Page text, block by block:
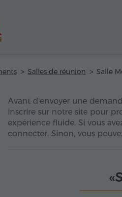
Salles de réunion
Avant d'envoyer une
inscrire sur notre site pour
expérience fluide. Si vous
connecter. Sinon, vous